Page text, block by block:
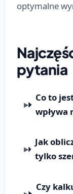
optymalne
pytania
Co to
wpływa
Jak
tylko
Czy